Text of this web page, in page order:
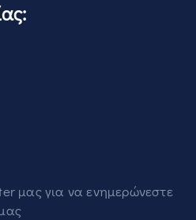
μας για να ενημερώνεστε